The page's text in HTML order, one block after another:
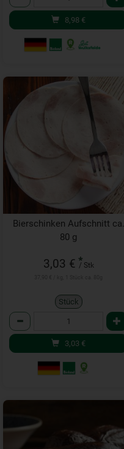
8,98 €
Bierschinken Aufschnitt ca.
80 g
3,03 € *
/ Stk
Stück
Anzahl
3,03 €